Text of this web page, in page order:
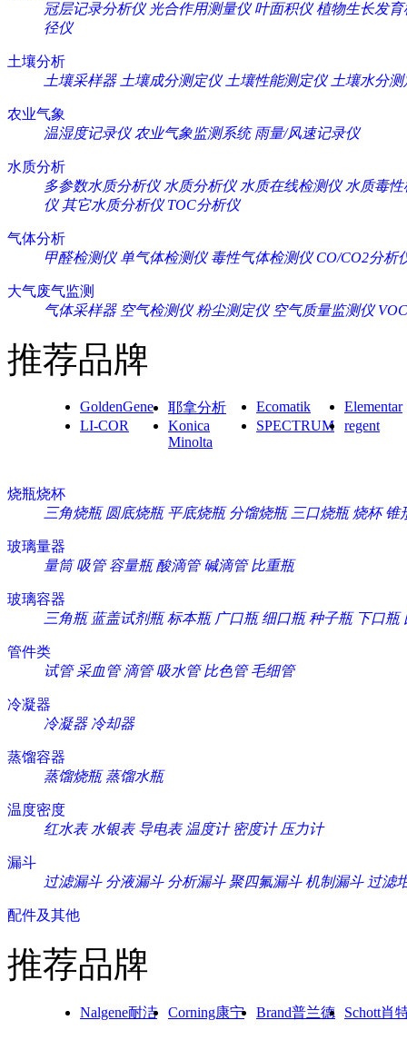
冠层记录分析仪 光合作用测量仪 叶面积仪 植物生长发育
径仪
土壤分析
土壤采样器 土壤成分测定仪 土壤性能测定仪 土壤水分
农业气象
温湿度记录仪 农业气象监测系统 雨量/风速记录仪
水质分析
多参数水质分析仪 水质分析仪 水质在线检测仪 水质毒
仪 其它水质分析仪 TOC分析仪
气体分析
甲醛检测仪 单气体检测仪 毒性气体检测仪 CO/CO2分析
大气废气监测
气体采样器 空气检测仪 粉尘测定仪 空气质量监测仪
推荐品牌
GoldenGene 耶拿分析 Ecomatik
Elementar
LI-COR
Konica
Minolta
SPECTRUM regent
烧瓶烧杯
三角烧瓶 圆底烧瓶 平底烧瓶 分馏烧瓶 三口烧瓶 烧杯 锥
玻璃量器
量筒 吸管 容量瓶 酸滴管 碱滴管 比重瓶
玻璃容器
三角瓶 蓝盖试剂瓶 标本瓶 广口瓶 细口瓶 种子瓶 下口瓶
管件类
试管 采血管 滴管 吸水管 比色管 毛细管
冷凝器
冷凝器 冷却器
蒸馏容器
蒸馏烧瓶 蒸馏水瓶
温度密度
红水表 水银表 导电表 温度计 密度计 压力计
漏斗
过滤漏斗 分液漏斗 分析漏斗 聚四氟漏斗 机制漏斗 过滤
配件及其他
推荐品牌
Nalgene耐洁 Corning康宁 Brand普兰德 Schott肖